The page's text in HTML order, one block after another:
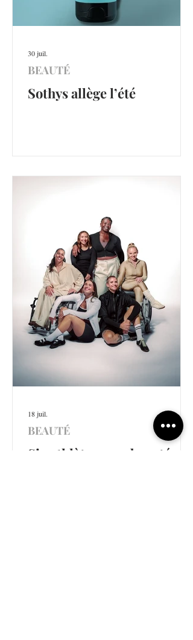
Sothys allège l’été
BEAUTÉ
30 juil.
Six athlètes, une beauté
BEAUTÉ
18 juil.